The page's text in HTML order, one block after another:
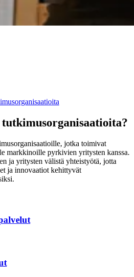
jotka toimivat
markkinoille pyrkivien yritysten kanssa.
ja yritysten välistä yhteistyötä, jotta
ja innovaatiot kehittyvät